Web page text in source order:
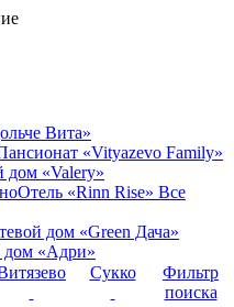
Вита»
«Vityazevo Family»
дом «Valery»
Отель «Rinn Rise» Все
дом «Green Дача»
дом «Адри»
Сукко
Фильтр
поиска